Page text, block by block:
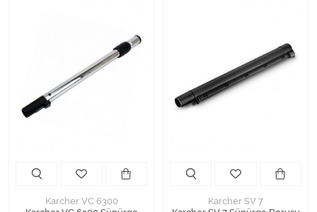
Karcher VC 6300
Karcher SV 7